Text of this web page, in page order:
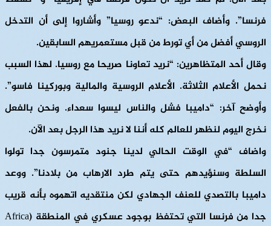
فرنسا”. وأضاف البعض: “ندعو روسيا” وأشاروا إلى أن التدخل
الروسي أفضل من أي تورط من قبل مستعمريهم السابقين.
وقال أحد المتظاهرين: “نريد تعاونا صريحا مع روسيا. لهذا السبب
نحمل الأعلام الثلاثة. الأعلام الروسية والمالية وبوركينا فاسو”.
وأوضح آخر: “داميبا فشل والناس ليسوا سعداء. ونحن بالفعل
نخرج اليوم لنظهر للعالم كله أننا لا نريد هذا الرجل بعد الآن.
واضاف “في الوقت الحالي لدينا جنود متمرسون جدا تولوا
السلطة وسنؤيدهم حتى يتم طرد الارهاب من بلادنا”. ووعد
داميبا بالتصدي للعنف الجهادي لكن منتقديه اتهموه بأنه قريب
جدا من فرنسا التي تحتفظ بوجود عسكري في المنطقة (Africa